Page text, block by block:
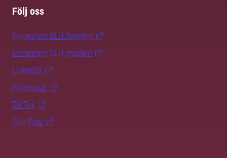
Följ oss
Instagram SLU.Sweden
Instagram SLU.student
LinkedIn
Facebook
TikTok
SLU Play